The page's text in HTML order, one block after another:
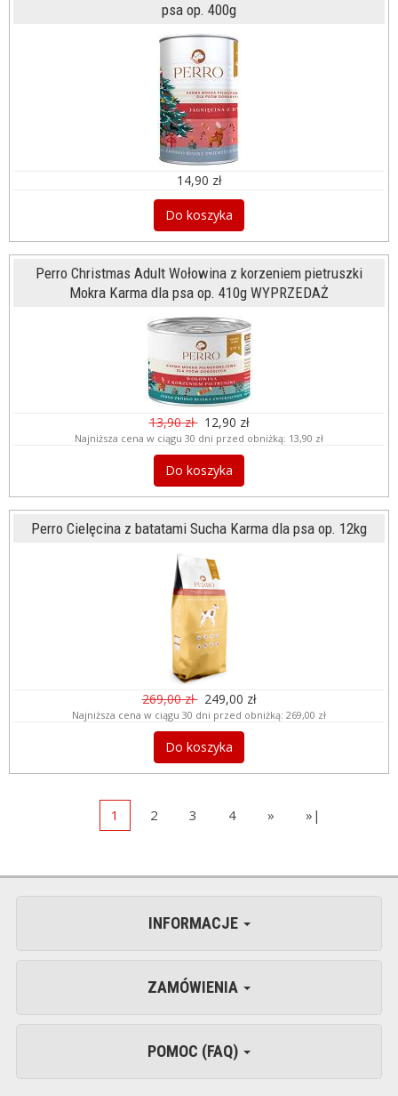
psa op. 400g
14,90 zł
Do koszyka
Perro Christmas Adult Wołowina z korzeniem pietruszki
Mokra Karma dla psa op. 410g WYPRZEDAŻ
13,90 zł 12,90 zł
Najniższa cena w ciągu 30 dni przed obniżką: 13,90 zł
Do koszyka
Perro Cielęcina z batatami Sucha Karma dla psa op. 12kg
269,00 zł 249,00 zł
Najniższa cena w ciągu 30 dni przed obniżką: 269,00 zł
Do koszyka
1 2 3 4 » »|
INFORMACJE
ZAMÓWIENIA
POMOC (FAQ)